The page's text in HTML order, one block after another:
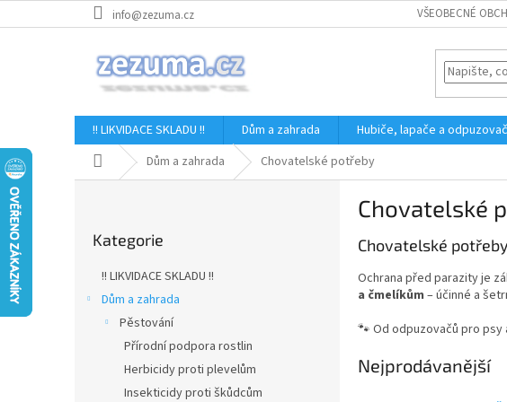
na
info@zezuma.cz VŠEOBECNÉ
!! LIKVIDACE SKLADU !! Dům a zahrada Hubiče, lapače a
Domů Dům a zahrada Chovatelské potřeby
kategorie
Kategorie
!! LIKVIDACE SKLADU !!
Dům a zahrada
Pěstování
Přírodní podpora rostlin
Herbicidy proti plevelům
Insekticidy proti škůdcům
Chovatelské
Chovatelské
Ochrana před parazity je
a čmelíkům – účinné a
🐾 Od odpuzovačů pro
Nejprodávanější